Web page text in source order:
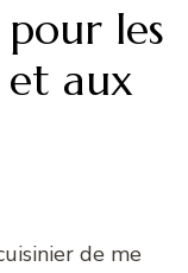
pour les
aux
de me